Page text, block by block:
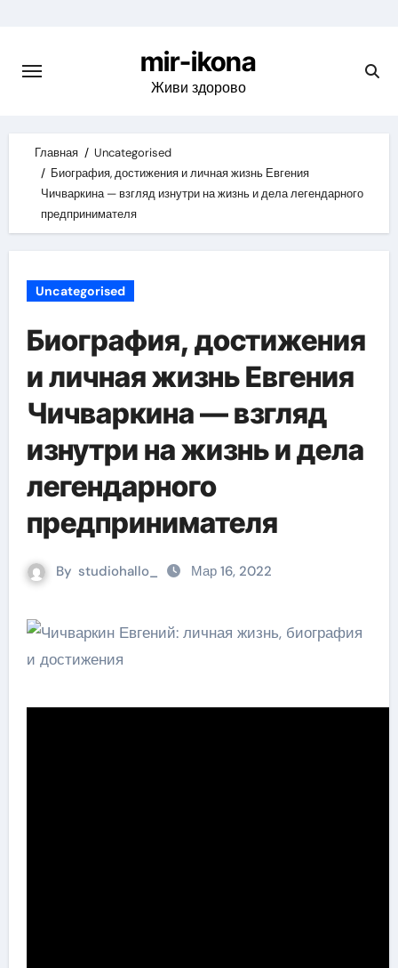
content
mir-ikona
Живи здорово
Главная
Uncategorised
Биография, достижения и личная жизнь Евгения
Чичваркина — взгляд изнутри на жизнь и дела легендарного
предпринимателя
Uncategorised
Биография, достижения
и личная жизнь Евгения
Чичваркина — взгляд
изнутри на жизнь и дела
легендарного
предпринимателя
By studiohallo_ Мар 16, 2022